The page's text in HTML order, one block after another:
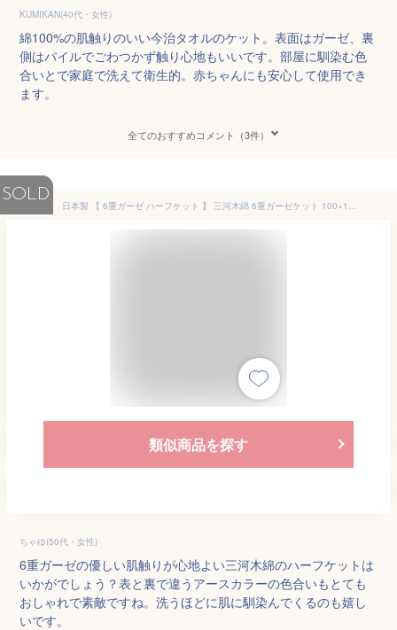
KUMIKAN(40代・女性)
綿100%の肌触りのいい今治タオルのケット。表面はガーゼ、裏
側はパイルでごわつかず触り心地もいいです。部屋に馴染む色
合いとで家庭で洗えて衛生的。赤ちゃんにも安心して使用でき
ます。
全てのおすすめコメント（3件）
SOLD
日本製 【 6重ガーゼ ハーフケット 】 三河木綿 6重ガーゼケット 100×140 年中素材 オールシーズン 春夏 夏 夏用 肌掛け布団 夏掛け布団 肌掛け 夏ふとん 夏布団 ハーフサイズ 膝掛け 綿100％ 6重ガーゼ 無地 シンプル
類似商品を探す
ちゃゆ(50代・女性)
6重ガーゼの優しい肌触りが心地よい三河木綿のハーフケットは
いかがでしょう？表と裏で違うアースカラーの色合いもとても
おしゃれで素敵ですね。洗うほどに肌に馴染んでくるのも嬉し
いです。